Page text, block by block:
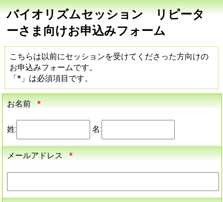
バイオリズムセッション リピータ
ーさま向けお申込みフォーム
こちらは以前にセッションを受けてくださった方向けの
お申込みフォームです。
「*」は必須項目です。
お名前 *
姓: 名:
メールアドレス *